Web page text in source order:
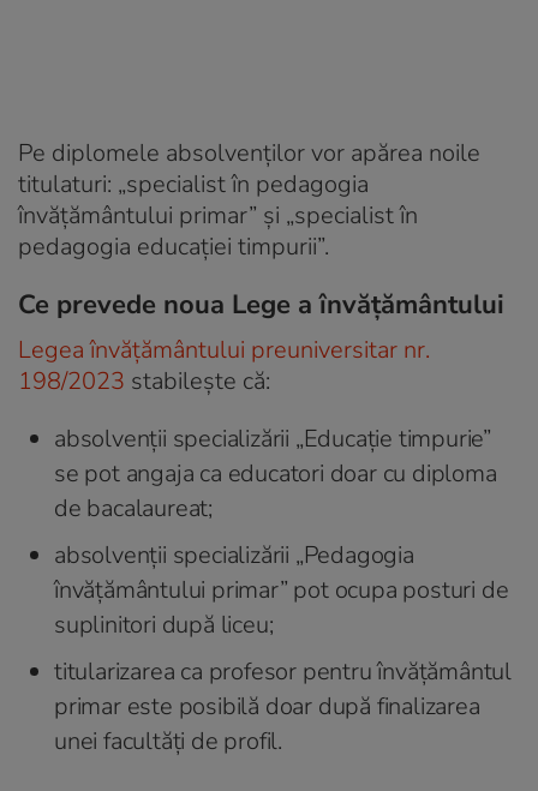
Pe diplomele absolvenților vor apărea noile
titulaturi: „specialist în pedagogia
învățământului primar” și „specialist în
pedagogia educației timpurii”.
Ce prevede noua Lege a învățământului
Legea învățământului preuniversitar nr.
198/2023 stabilește că:
absolvenții specializării „Educație timpurie”
se pot angaja ca educatori doar cu diploma
de bacalaureat;
absolvenții specializării „Pedagogia
învățământului primar” pot ocupa posturi de
suplinitori după liceu;
titularizarea ca profesor pentru învățământul
primar este posibilă doar după finalizarea
unei facultăți de profil.